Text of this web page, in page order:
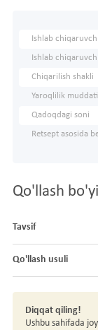
Ishlab
Ishlab chiqaruvchi
Chiqarilish shakli
Yaroqlilik muddati
Qadoqdagi soni
Retsept asosida
Qo'llash
Tavsif
Qo'llash usuli
Diqqat qiling!
Ushbu sahifada